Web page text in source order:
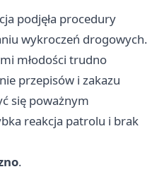
podjęła procedury
wykroczeń drogowych.
młodości trudno
przepisów i zakazu
się poważnym
reakcja patrolu i brak
.